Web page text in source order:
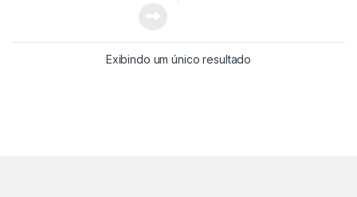
Exibindo um único resultado